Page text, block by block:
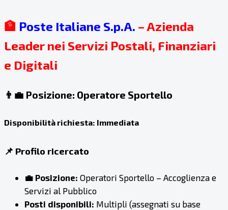
🏦 Poste Italiane S.p.A. – Azienda
Leader nei Servizi Postali, Finanziari
e Digitali
👨‍💼 Posizione: Operatore Sportello
Disponibilità richiesta: Immediata
📌 Profilo ricercato
💼 Posizione: Operatori Sportello – Accoglienza e
Servizi al Pubblico
Posti disponibili: Multipli (assegnati su base